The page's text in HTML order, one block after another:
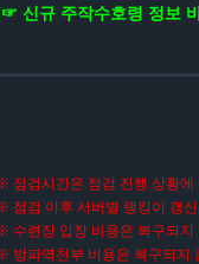
신규 주작수호령 정보
점검시간은 점검 진행 상황에
점검 이후 서버별 랭킹이 갱
수련장 입장 비용은 복구되지
방파역천부 비용은 복구되지